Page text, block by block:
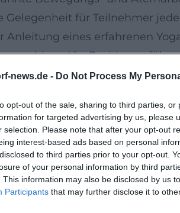
news.de - Do Not Process My
opt-out of the sale, sharing to third parties,
for targeted advertising by us, please
selection. Please note that after your opt-out
interest-based ads based on personal
to third parties prior to your opt-out.
of your personal information by third
This information may also be disclosed by us
Participants that may further disclose it to
für Teilnehmer
eines erfahrenen
zu ruhigen Yin-Positionen
Atmosphäre ist, können
tanken. Die Teilnehmer
Kleidung zu tragen. Es
körperlich als auch